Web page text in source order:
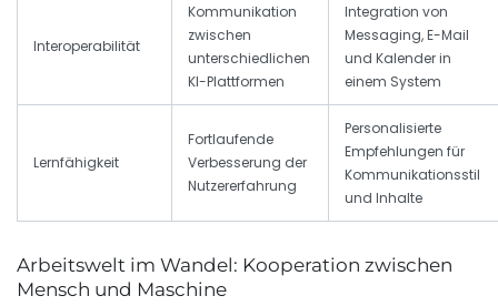
Interoperabilität
Kommunikation
zwischen
unterschiedlichen
KI-Plattformen
Integration von
Messaging, E-Mail
und Kalender in
einem System
Lernfähigkeit
Fortlaufende
Verbesserung der
Nutzererfahrung
Personalisierte
Empfehlungen für
Kommunikationsstil
und Inhalte
Arbeitswelt im Wandel: Kooperation zwischen
Mensch und Maschine